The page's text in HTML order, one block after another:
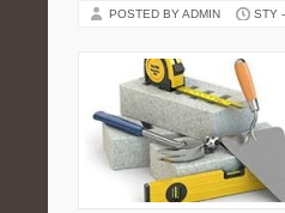
POSTED BY ADMIN STY